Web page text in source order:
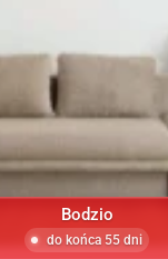
Bodzio
do końca 55 dni